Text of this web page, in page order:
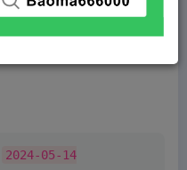
站长QQ：1970819299
2024-05-14